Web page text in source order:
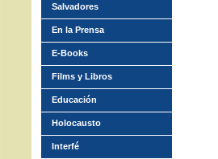
Salvadores
En la Prensa
E-Books
Films y Libros
Educación
Holocausto
Interfé